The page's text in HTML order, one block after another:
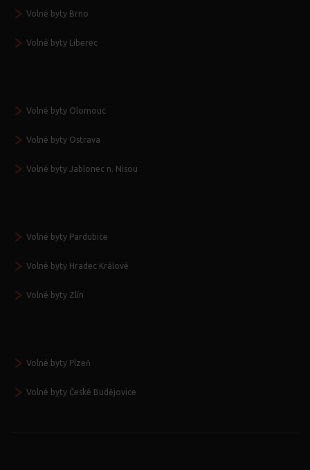
Volné byty Brno
Volné byty Liberec
Volné byty Olomouc
Volné byty Ostrava
Volné byty Jablonec n. Nisou
Volné byty Pardubice
Volné byty Hradec Králové
Volné byty Zlín
Volné byty Plzeň
Volné byty České Budějovice